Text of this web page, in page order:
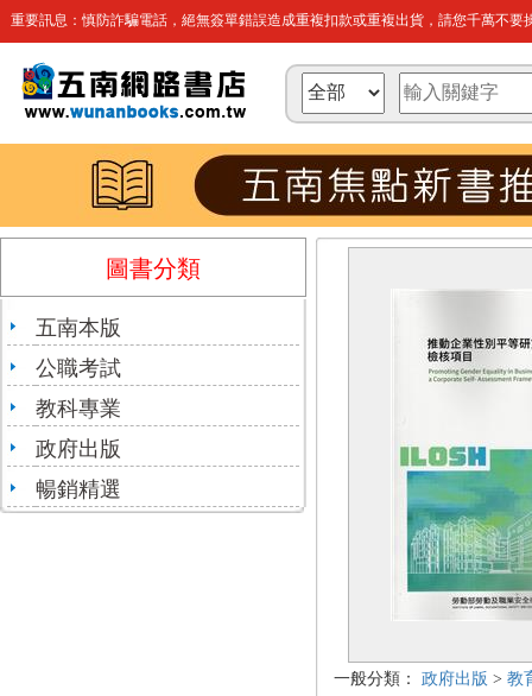
重要訊息：慎防詐騙電話，絕無簽單錯誤造成重複扣款或重複出貨，請您千萬不要
圖書分類
五南本版
公職考試
教科專業
政府出版
暢銷精選
一般分類： 政府出版 > 教